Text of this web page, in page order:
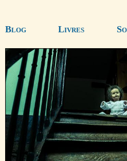
Blog Livres